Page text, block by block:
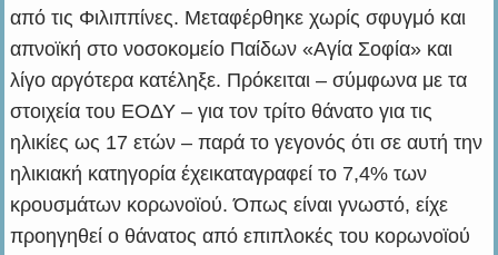
από τις Φιλιππίνες. Μεταφέρθηκε χωρίς σφυγμό και
απνοϊκή στο νοσοκομείο Παίδων «Αγία Σοφία» και
λίγο αργότερα κατέληξε. Πρόκειται – σύμφωνα με τα
στοιχεία του ΕΟΔΥ – για τον τρίτο θάνατο για τις
ηλικίες ως 17 ετών – παρά το γεγονός ότι σε αυτή την
ηλικιακή κατηγορία έχεικαταγραφεί το 7,4% των
κρουσμάτων κορωνοϊού. Όπως είναι γνωστό, είχε
προηγηθεί ο θάνατος από επιπλοκές του κορωνοϊού